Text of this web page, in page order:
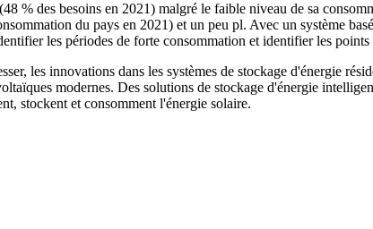
% des besoins en 2021) malgré le faible niveau de sa
du pays en 2021) et un peu pl. Avec un système
les périodes de forte consommation et identifier les
les innovations dans les systèmes de stockage d'énergie
modernes. Des solutions de stockage d'énergie
stockent et consomment l'énergie solaire.